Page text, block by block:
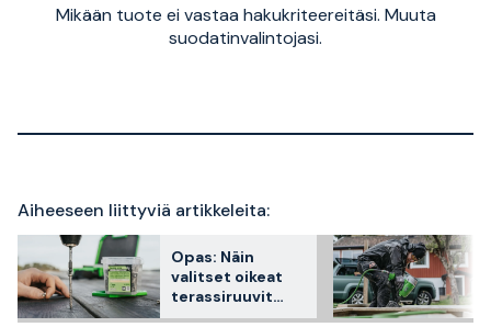
Mikään tuote ei vastaa hakukriteereitäsi. Muuta
suodatinvalintojasi.
Aiheeseen liittyviä artikkeleita:
Opas: Näin
valitset oikeat
terassiruuvit
terassillesi